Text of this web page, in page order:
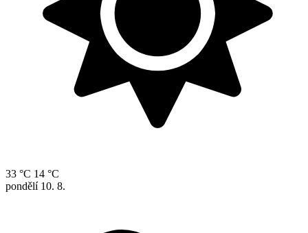
33 °C 14 °C
pondělí 10. 8.